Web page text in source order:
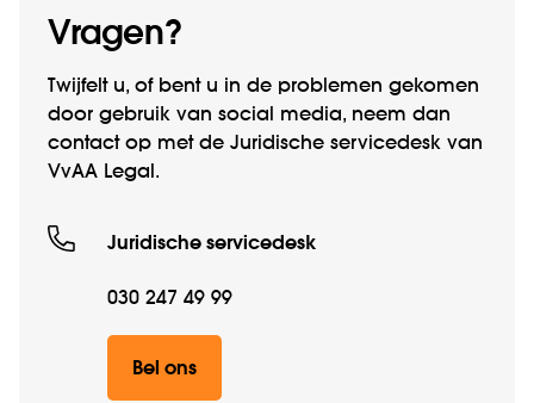
Vragen?
Twijfelt u, of bent u in de problemen gekomen
door gebruik van social media, neem dan
contact op met de Juridische servicedesk van
VvAA Legal.
Juridische servicedesk
030 247 49 99
Bel ons